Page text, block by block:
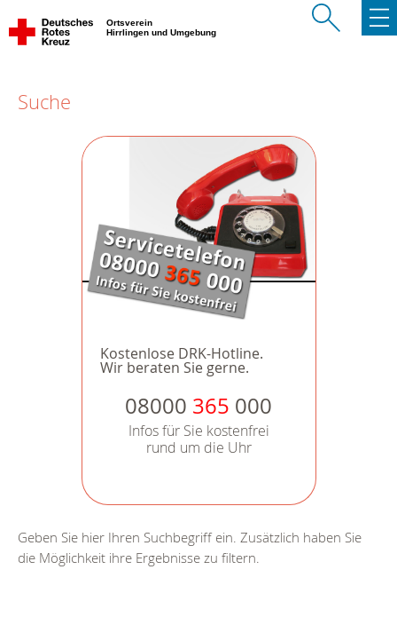
Ortsverein
Hirrlingen und Umgebung
Suche
Kostenlose DRK-Hotline.
Wir beraten Sie gerne.
08000 365 000
Infos für Sie kostenfrei
rund um die Uhr
Geben Sie hier Ihren Suchbegriff ein. Zusätzlich haben Sie
die Möglichkeit ihre Ergebnisse zu filtern.